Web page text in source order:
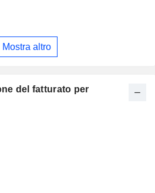
Mostra altro
del fatturato per